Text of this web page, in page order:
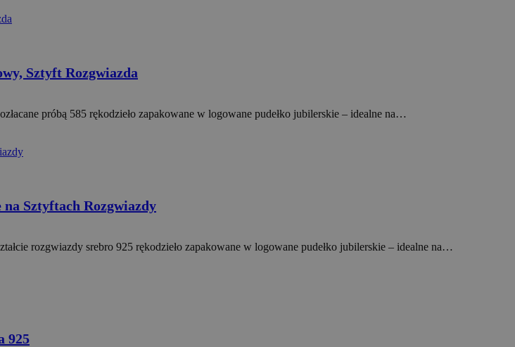
Sztyft Rozgwiazda
próbą 585 rękodzieło zapakowane w logowane pudełko jubilerskie – idealne na…
Sztyftach Rozgwiazdy
rozgwiazdy srebro 925 rękodzieło zapakowane w logowane pudełko jubilerskie – idealne na…
925